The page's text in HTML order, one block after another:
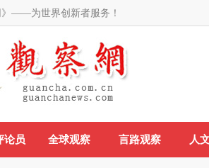
——为世界创新者服务！
论员 全球观察 言路观察 人